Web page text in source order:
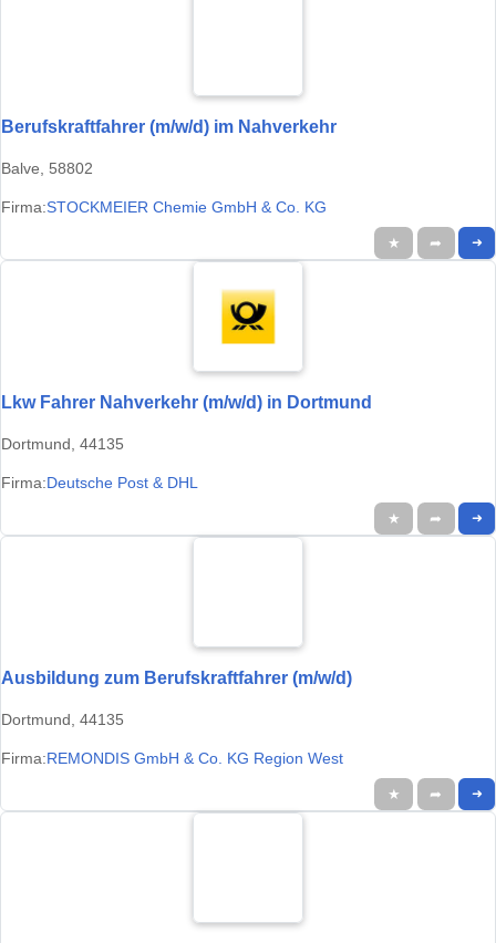
Berufskraftfahrer (m/w/d) im Nahverkehr
Balve, 58802
Firma:STOCKMEIER Chemie GmbH & Co. KG
★ ➦ ➜
Lkw Fahrer Nahverkehr (m/w/d) in Dortmund
Dortmund, 44135
Firma:Deutsche Post & DHL
★ ➦ ➜
Ausbildung zum Berufskraftfahrer (m/w/d)
Dortmund, 44135
Firma:REMONDIS GmbH & Co. KG Region West
★ ➦ ➜